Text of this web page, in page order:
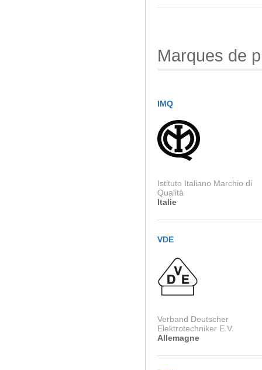
Marques de
IMQ
Istituto Italiano Marchio di
Qualità
Italie
VDE
Verband Deutscher
Elektrotechniker E.V.
Allemagne